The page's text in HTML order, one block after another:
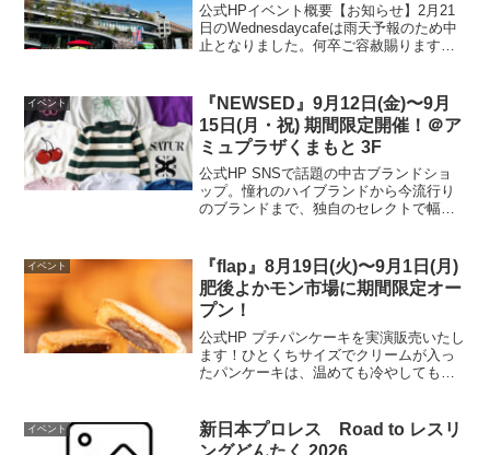
公式HPイベント概要【お知らせ】2月21
日のWednesdaycafeは雨天予報のため中
止となりました。何卒ご容赦賜りますよ
ったりのんびり過ごしませんか？2024
年...
イベント
『NEWSED』9月12日(金)〜9月
15日(月・祝) 期間限定開催！＠ア
ミュプラザくまもと 3F
公式HP SNSで話題の中古ブランドショ
ップ。憧れのハイブランドから今流行り
のブランドまで、独自のセレクトで幅広
イベント
『flap』8月19日(火)〜9月1日(月)
肥後よかモン市場に期間限定オー
プン！
公式HP プチパンケーキを実演販売いたし
ます！ひとくちサイズでクリームが入っ
たパンケーキは、温めても冷やしてもお
イベント
新日本プロレス Road to レスリ